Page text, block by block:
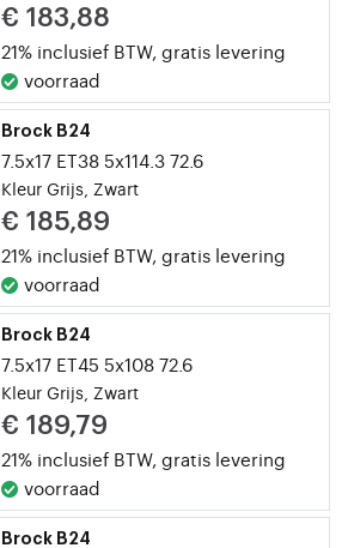
€ 183,88
21% inclusief BTW, gratis levering
voorraad
Brock B24
7.5x17 ET38 5x114.3 72.6
Kleur Grijs, Zwart
€ 185,89
21% inclusief BTW, gratis levering
voorraad
Brock B24
7.5x17 ET45 5x108 72.6
Kleur Grijs, Zwart
€ 189,79
21% inclusief BTW, gratis levering
voorraad
Brock B24